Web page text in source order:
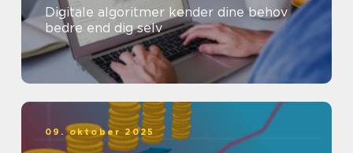
Digitale algoritmer kender dine behov
bedre end dig selv
09. oktober 2025